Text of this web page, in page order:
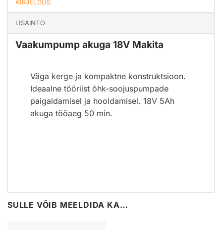
KIRJELDUS
LISAINFO
Vaakumpump akuga 18V Makita
Väga kerge ja kompaktne konstruktsioon.
Ideaalne tööriist õhk-soojuspumpade
paigaldamisel ja hooldamisel. 18V 5Ah
akuga tööaeg 50 min.
SULLE VÕIB MEELDIDA KA…